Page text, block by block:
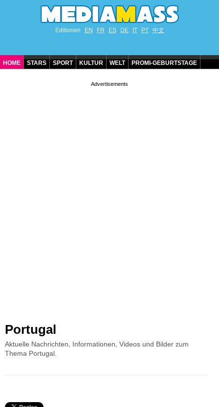
Editionen EN FR ES DE IT PT 中文
HOME STARS SPORT KULTUR WELT PROMI-GEBURTSTAGE
Portugal
Aktuelle Nachrichten, Informationen, Videos und Bilder zum
Thema Portugal.